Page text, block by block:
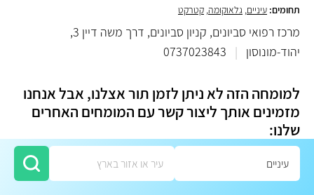
תחומים: עיניים, גלאוקומה, קטרקט
מרכז רפואי סביונים, קניון סביונים, דרך משה דיין 3,
יהוד-מונוסון
|
0737023843
למומחה הזה לא ניתן לזמן תור אצלנו, אבל אנחנו
מזמינים אותך ליצור קשר עם המומחים האחרים
שלנו: